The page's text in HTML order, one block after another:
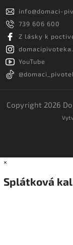
info@domaci-
739 606 600
Z lásky k
YouTube
Copyright 2026
×
Splátková